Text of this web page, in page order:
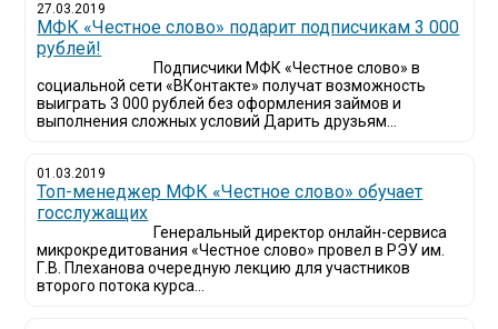
27.03.2019
МФК «Честное слово» подарит подписчикам 3 000
рублей!
Подписчики МФК «Честное слово» в
социальной сети «ВКонтакте» получат возможность
выиграть 3 000 рублей без оформления займов и
выполнения сложных условий Дарить друзьям...
01.03.2019
Топ-менеджер МФК «Честное слово» обучает
госслужащих
Генеральный директор онлайн-сервиса
микрокредитования «Честное слово» провел в РЭУ им.
Г.В. Плеханова очередную лекцию для участников
второго потока курса...